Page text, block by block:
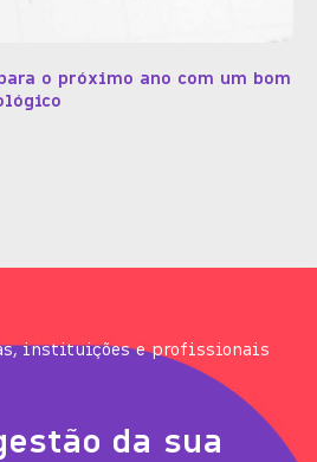
o próximo ano com um bom
instituições e profissionais
da sua